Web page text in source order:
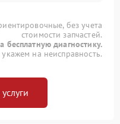
без учета
стоимости запчастей.
бесплатную диагностику.
на неисправность.